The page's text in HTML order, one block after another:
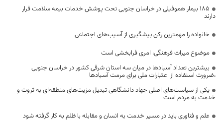
۱۸۵ بیمار هموفیلی در خراسان جنوبی تحت پوشش خدمات بیمه سلامت قرار
دارند
خانواده را مهمترین رکن پیشگیری از آسیب‌های اجتماعی
موضوع میراث فرهنگی، امری فرابخشی است
بیشترین تعداد آسبادها در میان سه استان شرقی کشور در خراسان جنوبی
،ضرورت استفاده از اعتبارات ملی برای مرمت آسبادها
یکی از سیاست‌های اصلی جهاد دانشگاهی تبدیل مزیت‌های منطقه‌ای به ثروت و
خدمت به مردم است
علم و فناوری باید در مسیر خدمت به انسان و مقابله با ظلم به کار گرفته شود